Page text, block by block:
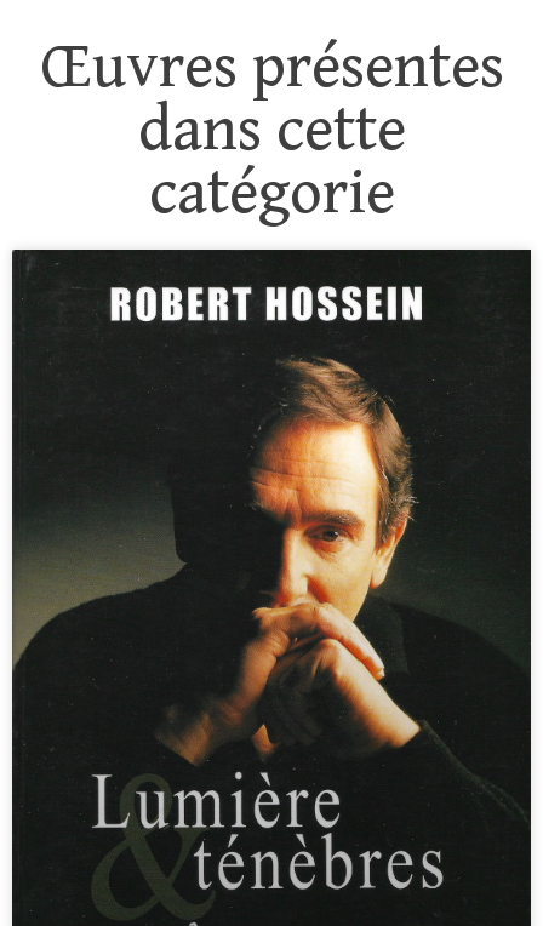
Œuvres présentes
dans cette
catégorie